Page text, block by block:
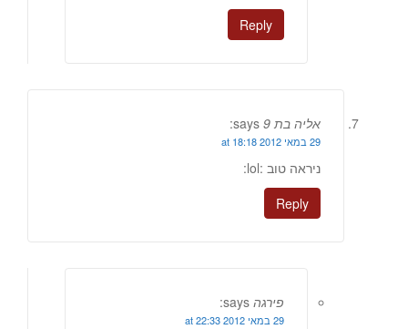
Reply
אליה בת 9 says:
29 במאי 2012 at 18:18
ניראה טוב :lol:
Reply
פירגה says:
29 במאי 2012 at 22:33